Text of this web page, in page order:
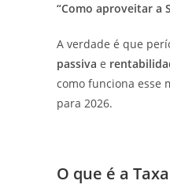
“Como aproveitar a
A verdade é que
passiva e
como funciona esse
para 2026.
O que é a